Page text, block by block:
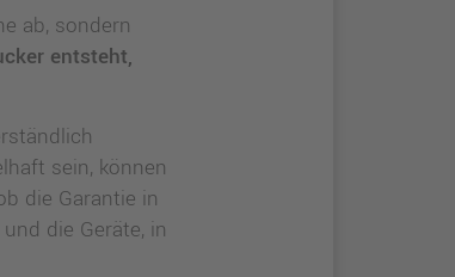
ab, sondern
entsteht,
sein, können
die Garantie in
die Geräte, in